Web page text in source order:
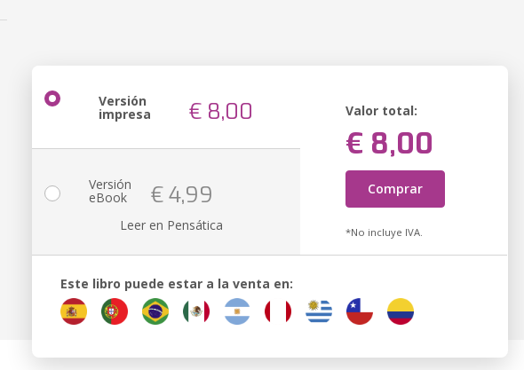
Versión
impresa € 8,00 Valor total:
€ 8,00
Comprar
*No incluye IVA.
Versión
eBook € 4,99
Leer en Pensática
Este libro puede estar a la venta en: